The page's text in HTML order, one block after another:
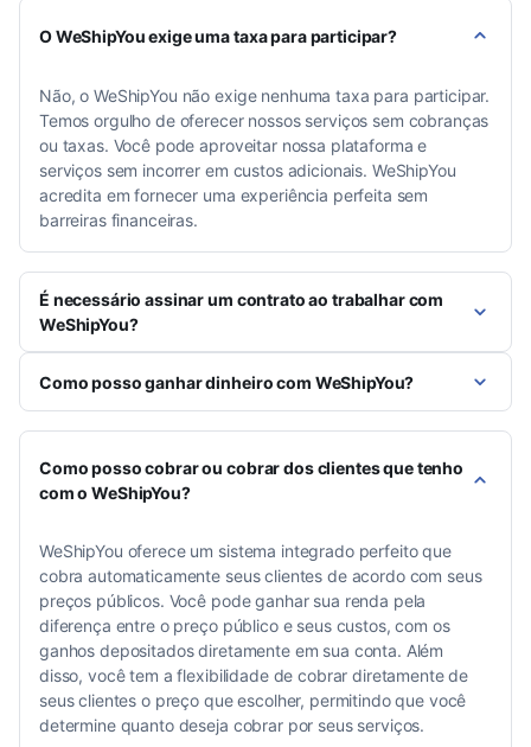
O WeShipYou exige uma taxa para participar?
Não, o WeShipYou não exige nenhuma taxa para participar.
Temos orgulho de oferecer nossos serviços sem cobranças
ou taxas. Você pode aproveitar nossa plataforma e
serviços sem incorrer em custos adicionais. WeShipYou
acredita em fornecer uma experiência perfeita sem
barreiras financeiras.
É necessário assinar um contrato ao trabalhar com
WeShipYou?
Como posso ganhar dinheiro com WeShipYou?
Como posso cobrar ou cobrar dos clientes que tenho
com o WeShipYou?
WeShipYou oferece um sistema integrado perfeito que
cobra automaticamente seus clientes de acordo com seus
preços públicos. Você pode ganhar sua renda pela
diferença entre o preço público e seus custos, com os
ganhos depositados diretamente em sua conta. Além
disso, você tem a flexibilidade de cobrar diretamente de
seus clientes o preço que escolher, permitindo que você
determine quanto deseja cobrar por seus serviços.